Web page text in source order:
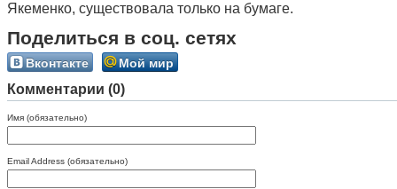
Якеменко, существовала только на бумаге.
Поделиться в соц. сетях
Вконтакте Мой мир
Комментарии (0)
Имя (обязательно)
Email Address (обязательно)